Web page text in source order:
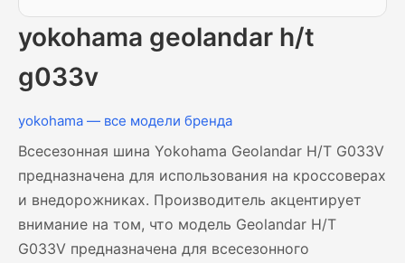
yokohama geolandar h/t
g033v
yokohama — все модели бренда
Всесезонная шина Yokohama Geolandar H/T G033V
предназначена для использования на кроссоверах
и внедорожниках. Производитель акцентирует
внимание на том, что модель Geolandar H/T
G033V предназначена для всесезонного